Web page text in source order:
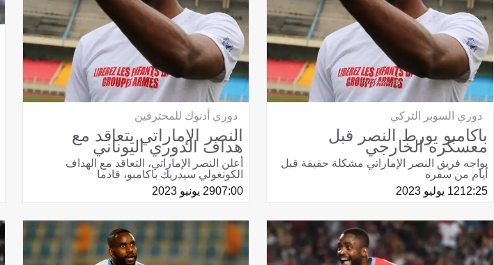
دوري السوبر التركي
باكامبو يورط النصر قبل
معسكره الخارجي
يواجه فريق النصر الإماراتي مشكلة حقيقة قبل
أيام من سفره
12:2512 يوليو 2023
دوري أدنوك للمحترفين
النصر الإماراتي يتعاقد مع
هداف الدوري اليوناني
أعلن النصر الإماراتي، التعاقد مع الهداف
الكونغولي سيدريك باكامبو، قادما
07:0029 يونيو 2023